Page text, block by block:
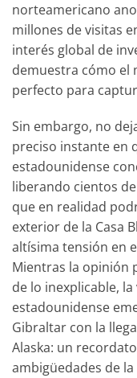
norteamericano
millones de visitas
interés global de
demuestra cómo el
perfecto para
Sin embargo, no
preciso instante en
estadounidense
liberando cientos
que en realidad
exterior de la Casa
altísima tensión en
Mientras la opinión
de lo inexplicable,
estadounidense
Gibraltar con la
Alaska: un
ambigüedades de